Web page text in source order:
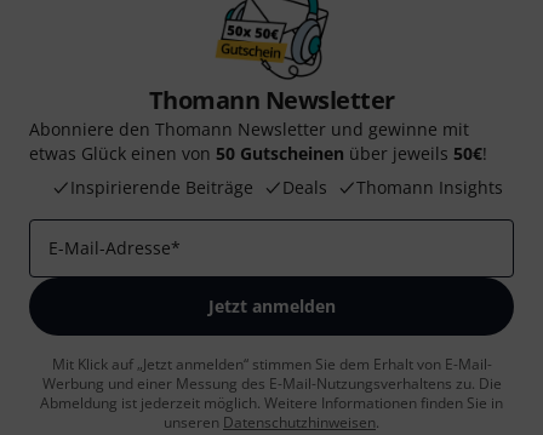
Thomann Newsletter
Abonniere den Thomann Newsletter und gewinne mit
etwas Glück einen von 50 Gutscheinen über jeweils 50€!
Inspirierende Beiträge
Deals Thomann Insights
E-Mail-Adresse*
Jetzt anmelden
Mit Klick auf „Jetzt anmelden“ stimmen Sie dem Erhalt von E-Mail-
Werbung und einer Messung des E-Mail-Nutzungsverhaltens zu. Die
Abmeldung ist jederzeit möglich. Weitere Informationen finden Sie in
unseren Datenschutzhinweisen.